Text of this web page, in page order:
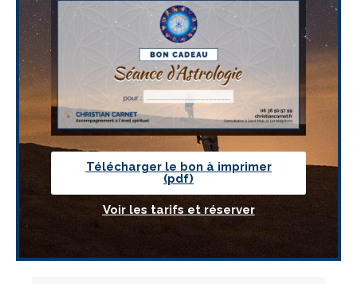
Télécharger le bon à imprimer
(pdf)
Voir les tarifs et réserver